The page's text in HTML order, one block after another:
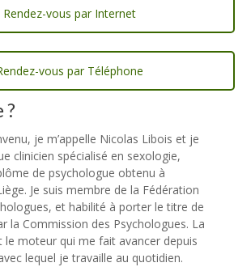
?
je m’appelle Nicolas Libois et je
clinicien spécialisé en sexologie,
de psychologue obtenu à
Je suis membre de la Fédération
et habilité à porter le titre de
la Commission des Psychologues. La
le moteur qui me fait avancer depuis
lequel je travaille au quotidien.
Rendez-vous par Internet
vous par Téléphone